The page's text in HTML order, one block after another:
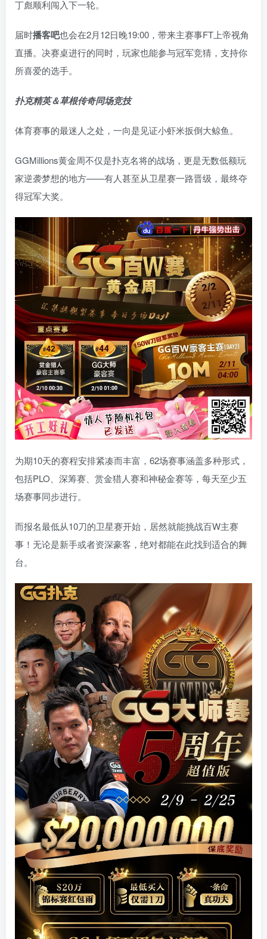
丁彪顺利闯入下一轮。
届时播客吧也会在2月12日晚19:00，带来主赛事FT上帝视角
直播。决赛桌进行的同时，玩家也能参与冠军竞猜，支持你
所喜爱的选手。
扑克精英＆草根传奇同场竞技
体育赛事的最迷人之处，一向是见证小虾米扳倒大鲸鱼。
GGMillions黄金周不仅是扑克名将的战场，更是无数低额玩
家逆袭梦想的地方——有人甚至从卫星赛一路晋级，最终夺
得冠军大奖。
为期10天的赛程安排紧凑而丰富，62场赛事涵盖多种形式，
包括PLO、深筹赛、赏金猎人赛和神秘金赛等，每天至少五
场赛事同步进行。
而报名最低从10刀的卫星赛开始，居然就能挑战百W主赛
事！无论是新手或者资深豪客，绝对都能在此找到适合的舞
台。